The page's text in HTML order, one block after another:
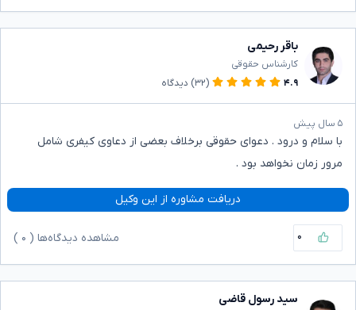
باقر رحیمی
کارشناس حقوقی
۴.۹
(۳۲) دیدگاه
۵ سال پیش
با سلام و درود . دعوای حقوقی برخلاف بعضی از دعاوی کیفری شامل
مرور زمان نخواهد بود .
دریافت مشاوره از این وکیل
۰ مشاهده دیدگاه‌ها ( ۰
سید رسول قاضی